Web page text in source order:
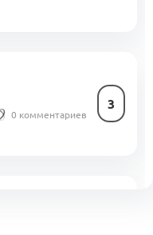
3
0 комментариев